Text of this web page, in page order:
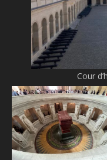
Cour